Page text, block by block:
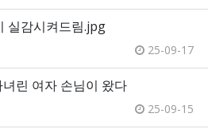
실감시켜드림.jpg
25-09-17
린 여자 손님이 왔다
25-09-15